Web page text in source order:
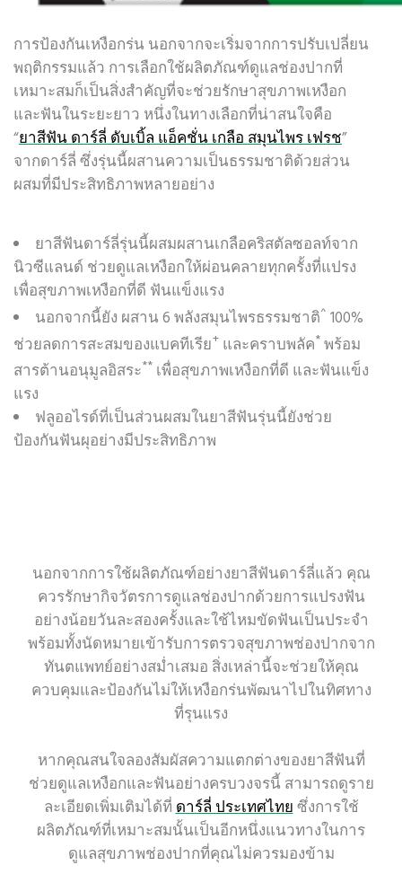
การป้องกันเหงือกร่น นอกจากจะเริ่มจากการปรับเปลี่ยน
พฤติกรรมแล้ว การเลือกใช้ผลิตภัณฑ์ดูแลช่องปากที่
เหมาะสมก็เป็นสิ่งสำคัญที่จะช่วยรักษาสุขภาพเหงือก
และฟันในระยะยาว หนึ่งในทางเลือกที่น่าสนใจคือ
“ยาสีฟัน ดาร์ลี่ ดับเบิ้ล แอ็คชั่น เกลือ สมุนไพร เฟรช”
จากดาร์ลี่ ซึ่งรุ่นนี้ผสานความเป็นธรรมชาติด้วยส่วน
ผสมที่มีประสิทธิภาพหลายอย่าง
ยาสีฟันดาร์ลี่รุ่นนี้ผสมผสานเกลือคริสตัลซอลท์จาก
นิวซีแลนด์ ช่วยดูแลเหงือกให้ผ่อนคลายทุกครั้งที่แปรง
เพื่อสุขภาพเหงือกที่ดี ฟันแข็งแรง
นอกจากนี้ยัง ผสาน 6 พลังสมุนไพรธรรมชาติ^ 100%
ช่วยลดการสะสมของแบคทีเรีย+ และคราบพลัค*พร้อม
สารต้านอนุมูลอิสระ** เพื่อสุขภาพเหงือกที่ดี และฟันแข็ง
แรง
ฟลูออไรด์ที่เป็นส่วนผสมในยาสีฟันรุ่นนี้ยังช่วย
ป้องกันฟันผุอย่างมีประสิทธิภาพ
นอกจากการใช้ผลิตภัณฑ์อย่างยาสีฟันดาร์ลี่แล้ว คุณ
ควรรักษากิจวัตรการดูแลช่องปากด้วยการแปรงฟัน
อย่างน้อยวันละสองครั้งและใช้ไหมขัดฟันเป็นประจำ
พร้อมทั้งนัดหมายเข้ารับการตรวจสุขภาพช่องปากจาก
ทันตแพทย์อย่างสม่ำเสมอ สิ่งเหล่านี้จะช่วยให้คุณ
ควบคุมและป้องกันไม่ให้เหงือกร่นพัฒนาไปในทิศทาง
ที่รุนแรง
หากคุณสนใจลองสัมผัสความแตกต่างของยาสีฟันที่
ช่วยดูแลเหงือกและฟันอย่างครบวงจรนี้ สามารถดูราย
ละเอียดเพิ่มเติมได้ที่ดาร์ลี่ ประเทศไทยซึ่งการใช้
ผลิตภัณฑ์ที่เหมาะสมนั้นเป็นอีกหนึ่งแนวทางในการ
ดูแลสุขภาพช่องปากที่คุณไม่ควรมองข้าม